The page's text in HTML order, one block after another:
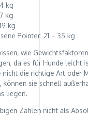
kg
kg
kg
Pointer: 21 – 35 kg
wie
da es für Hunde leicht
nicht die richtige Art oder
können sie schnell
liegen.
Zahlen nicht als